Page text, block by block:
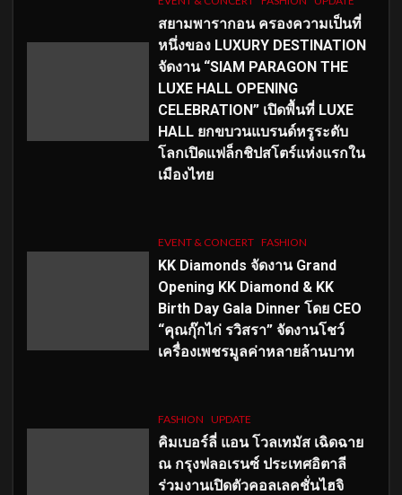
สยามพารากอน ครองความเป็นที่
หนึ่งของ LUXURY DESTINATION
จัดงาน “SIAM PARAGON THE
LUXE HALL OPENING
CELEBRATION” เปิดพื้นที่ LUXE
HALL ยกขบวนแบรนด์หรูระดับ
โลกเปิดแฟล็กชิปสโตร์แห่งแรกใน
เมืองไทย
EVENT & CONCERT FASHION
KK Diamonds จัดงาน Grand
Opening KK Diamond & KK
Birth Day Gala Dinner โดย CEO
“คุณกุ๊กไก่ รวิสรา” จัดงานโชว์
เครื่องเพชรมูลค่าหลายล้านบาท
FASHION UPDATE
คิมเบอร์ลี่ แอน โวลเทมัส เฉิดฉาย
ณ กรุงฟลอเรนซ์ ประเทศอิตาลี
ร่วมงานเปิดตัวคอลเลคชั่นไฮจิ